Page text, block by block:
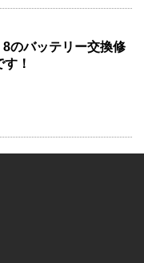
8のバッテリー交換修
！